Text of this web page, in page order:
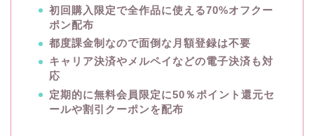
初回購入限定で全作品に使える70%オフクー
ポン配布
都度課金制なので面倒な月額登録は不要
キャリア決済やメルペイなどの電子決済も対
応
定期的に無料会員限定に50％ポイント還元セ
ールや割引クーポンを配布